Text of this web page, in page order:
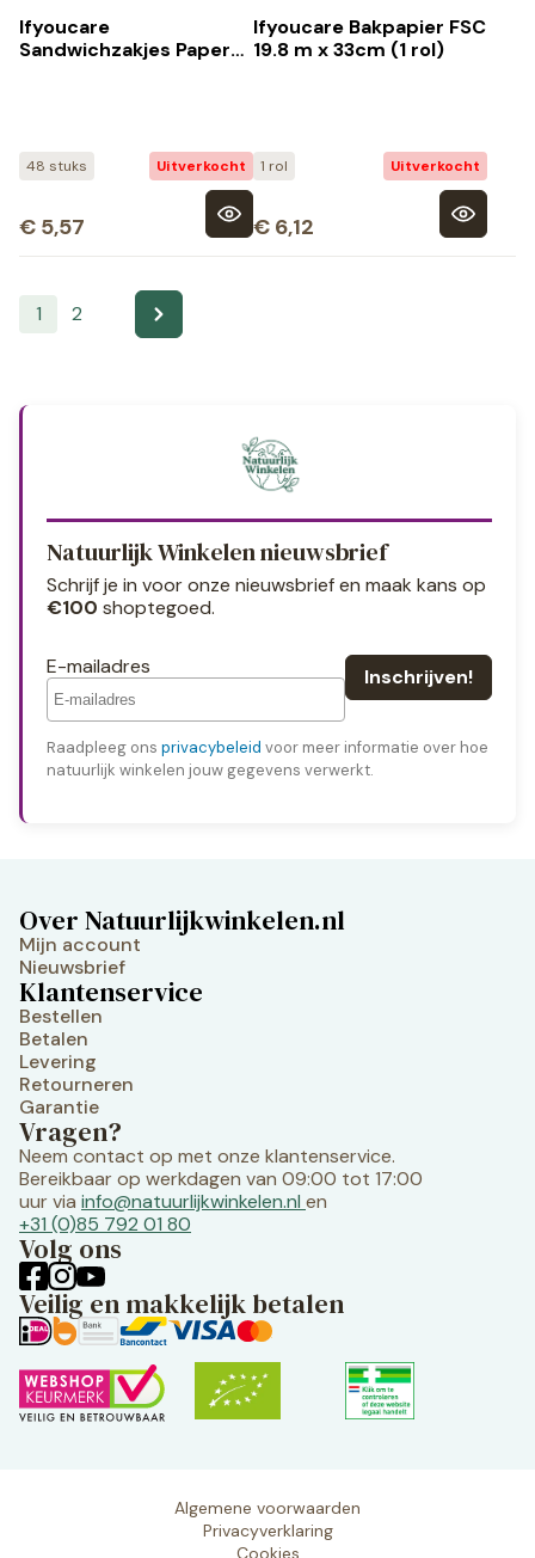
Ifyoucare
Sandwichzakjes Paper
48 stuks Uitverkocht
€ 5,57
Ifyoucare Bakpapier FSC
19.8 m x 33cm (1 rol)
1 rol Uitverkocht
€ 6,12
1 2
Natuurlijk Winkelen nieuwsbrief
Schrijf je in voor onze nieuwsbrief en maak kans op
€100 shoptegoed.
E-mailadres
Raadpleeg ons privacybeleid voor meer informatie over hoe
natuurlijk winkelen jouw gegevens verwerkt.
Over Natuurlijkwinkelen.nl
Mijn account
Nieuwsbrief
Klantenservice
Bestellen
Betalen
Levering
Retourneren
Garantie
Vragen?
Neem contact op met onze klantenservice.
Bereikbaar op werkdagen van 09:00 tot 17:00
uur via info@natuurlijkwinkelen.nl en
+31 (0)85 792 01 80
Volg ons
Veilig en makkelijk betalen
Algemene voorwaarden
Privacyverklaring
Cookies